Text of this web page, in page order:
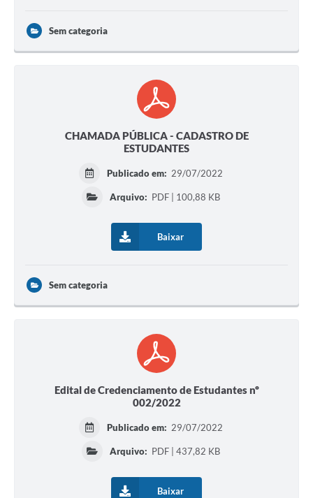
Sem categoria
CHAMADA PÚBLICA - CADASTRO DE
ESTUDANTES
Publicado em: 29/07/2022
Arquivo: PDF | 100,88 KB
Baixar
Sem categoria
Edital de Credenciamento de Estudantes nº
002/2022
Publicado em: 29/07/2022
Arquivo: PDF | 437,82 KB
Baixar